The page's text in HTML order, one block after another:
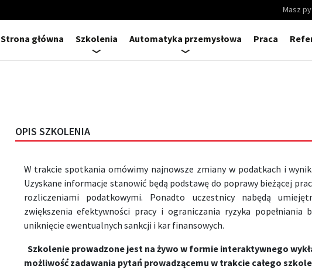
Masz
Strona główna Szkolenia Automatyka przemysłowa Praca
OPIS SZKOLENIA
W trakcie spotkania omówimy najnowsze zmiany w podatkach i
Uzyskane informacje stanowić będą podstawę do poprawy bieżącej
rozliczeniami podatkowymi. Ponadto uczestnicy nabędą
zwiększenia efektywności pracy i ograniczania ryzyka popełniania
uniknięcie ewentualnych sankcji i kar finansowych.
Szkolenie prowadzone jest na żywo w formie interaktywnego
możliwość zadawania pytań prowadzącemu w trakcie całego